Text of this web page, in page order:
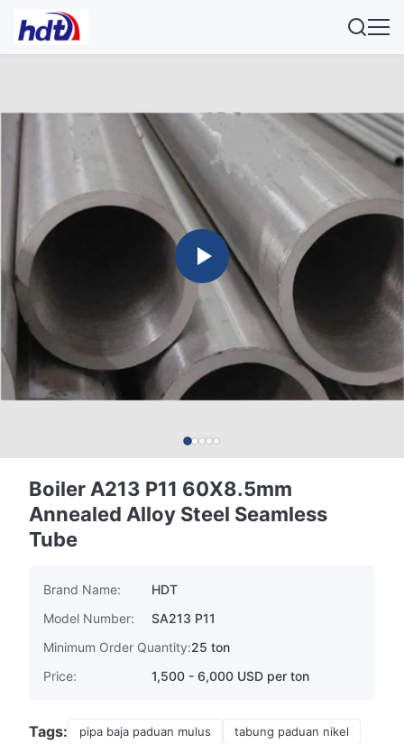
Boiler A213 P11 60X8.5mm
Annealed Alloy Steel Seamless
Tube
Brand Name:
HDT
Model Number:
SA213 P11
Minimum Order Quantity:25 ton
Price:
1,500 - 6,000 USD per ton
Tags: pipa baja paduan mulus
tabung paduan nikel